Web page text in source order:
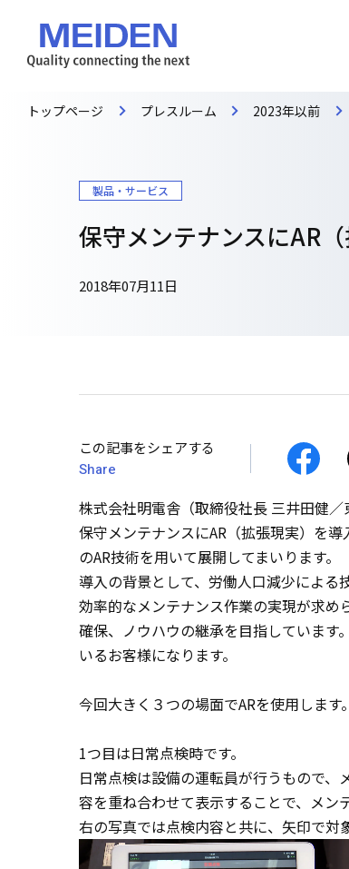
トップページ プレスルーム 2023年以前
製品・サービス
保守メンテナンスにAR
2018年07月11日
この記事をシェアする
Share
株式会社明電舎（取締役社長 三井田健
保守メンテナンスにAR（拡張現実）を
のAR技術を用いて展開してまいります。
導入の背景として、労働人口減少による
効率的なメンテナンス作業の実現が求め
確保、ノウハウの継承を目指しています
いるお客様になります。
今回大きく３つの場面でARを使用します。
1つ目は日常点検時です。
日常点検は設備の運転員が行うもので、
容を重ね合わせて表示することで、メン
右の写真では点検内容と共に、矢印で対